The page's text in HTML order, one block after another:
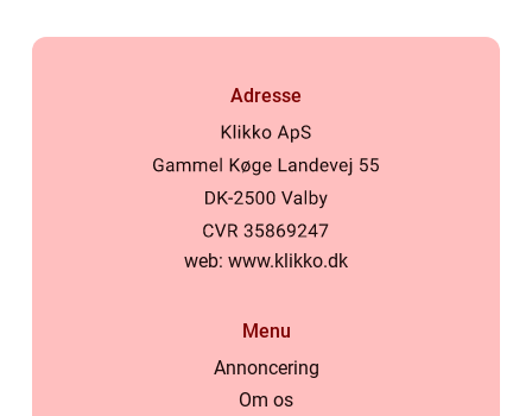
Adresse
web: www.klikko.dk
Menu
Annoncering
Om os